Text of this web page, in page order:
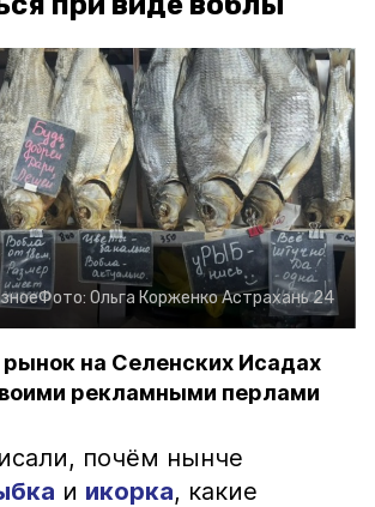
Фото: Ольга КорженкоАстрахань 24
на Селенских Исадах
рекламными перлами
почём нынче
и икорка, какие